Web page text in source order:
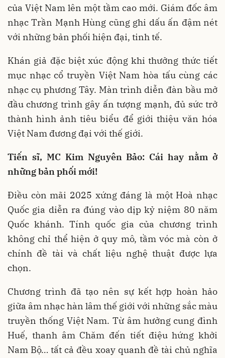
của Việt Nam lên một tầm cao mới. Giám đốc âm
nhạc Trần Mạnh Hùng cũng ghi dấu ấn đậm nét
với những bản phối hiện đại, tinh tế.
Khán giả đặc biệt xúc động khi thưởng thức tiết
mục nhạc cổ truyền Việt Nam hòa tấu cùng các
nhạc cụ phương Tây. Màn trình diễn đàn bầu mở
đầu chương trình gây ấn tượng mạnh, đủ sức trở
thành hình ảnh tiêu biểu để giới thiệu văn hóa
Việt Nam đương đại với thế giới.
Tiến sĩ, MC Kim Nguyên Bảo: Cái hay nằm ở
những bản phối mới!
Điều còn mãi 2025 xứng đáng là một Hoà nhạc
Quốc gia diễn ra đúng vào dịp kỷ niệm 80 năm
Quốc khánh. Tính quốc gia của chương trình
không chỉ thể hiện ở quy mô, tầm vóc mà còn ở
chính đề tài và chất liệu nghệ thuật được lựa
chọn.
Chương trình đã tạo nên sự kết hợp hoàn hảo
giữa âm nhạc hàn lâm thế giới với những sắc màu
truyền thống Việt Nam. Từ âm hưởng cung đình
Huế, thanh âm Chăm đến tiết điệu hứng khởi
Nam Bộ… tất cả đều xoay quanh đề tài chủ nghĩa